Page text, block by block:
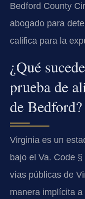
Bedford County
abogado para
califica para la
¿Qué
prueba de
de Bedford?
Virginia es un
bajo el Va. Code
vías públicas de
manera implícita